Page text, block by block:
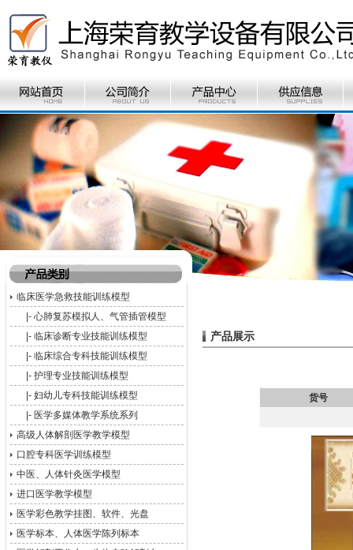
临床医学急救技能训练模型
|- 心肺复苏模拟人、气管插管模型
|- 临床诊断专业技能训练模型
|- 临床综合专科技能训练模型
|- 护理专业技能训练模型
|- 妇幼儿专科技能训练模型
|- 医学多媒体教学系统系列
高级人体解剖医学教学模型
口腔专科医学训练模型
中医、人体针灸医学模型
进口医学教学模型
医学彩色教学挂图、软件、光盘
医学标本、人体医学陈列标本
产品展示
货号